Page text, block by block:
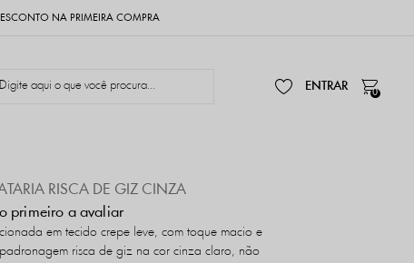
NA PRIMEIRA COMPRA
0
RISCA DE GIZ CINZA
primeiro a avaliar
em tecido crepe leve, com toque macio e
risca de giz na cor cinza claro, não